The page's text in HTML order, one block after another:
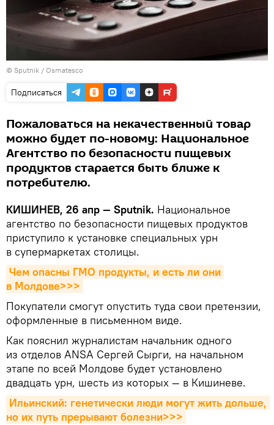
© Sputnik / Osmatesco
Подписаться
Пожаловаться на некачественный товар
можно будет по-новому: Национальное
Агентство по безопасности пищевых
продуктов старается быть ближе к
потребителю.
КИШИНЕВ, 26 апр — Sputnik. Национальное
агентство по безопасности пищевых продуктов
приступило к установке специальных урн
в супермаркетах столицы.
Чем опасны ГМО продукты, и есть ли они
в Молдове>>>
Покупатели смогут опустить туда свои претензии,
оформленные в письменном виде.
Как пояснил журналистам начальник одного
из отделов ANSA Сергей Сырги, на начальном
этапе по всей Молдове будет установлено
двадцать урн, шесть из которых — в Кишиневе.
Ильинский: генетически люди могут жить дольше,
но их путь прерывают болезни>>>